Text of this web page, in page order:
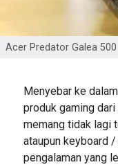
Acer Predator Galea 500
Menyebar ke
produk gaming
memang tidak lagi
ataupun keyboard
pengalaman yang